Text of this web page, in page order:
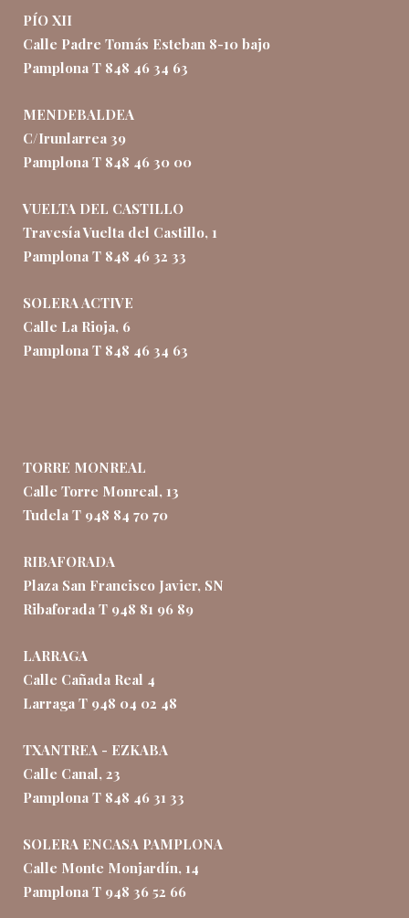
PÍO XII
Calle Padre Tomás Esteban 8-10 bajo
Pamplona T 848 46 34 63
MENDEBALDEA
C/Irunlarrea 39
Pamplona T 848 46 30 00
VUELTA DEL CASTILLO
Travesía Vuelta del Castillo, 1
Pamplona T 848 46 32 33
SOLERA ACTIVE
Calle La Rioja, 6
Pamplona T 848 46 34 63
TORRE MONREAL
Calle Torre Monreal, 13
Tudela T 948 84 70 70
RIBAFORADA
Plaza San Francisco Javier, SN
Ribaforada T 948 81 96 89
LARRAGA
Calle Cañada Real 4
Larraga T 948 04 02 48
TXANTREA - EZKABA
Calle Canal, 23
Pamplona T 848 46 31 33
SOLERA ENCASA PAMPLONA
Calle Monte Monjardín, 14
Pamplona T 948 36 52 66